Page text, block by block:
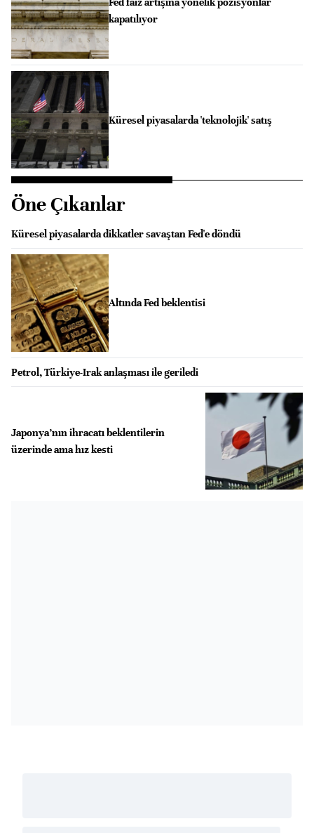
kapatılıyor
Küresel piyasalarda 'teknolojik' satış
Öne Çıkanlar
Küresel piyasalarda dikkatler savaştan Fed'e döndü
Altında Fed beklentisi
Petrol, Türkiye-Irak anlaşması ile geriledi
Japonya’nın ihracatı beklentilerin
üzerinde ama hız kesti